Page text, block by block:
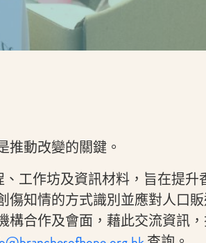
推動改變的關鍵。
工作坊及資訊材料，旨在提升
傷知情的方式識別並應對人口
合作及會面，藉此交流資訊，